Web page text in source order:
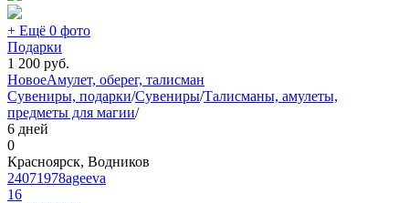
+ Ещё 0 фото
Подарки
1 200 руб.
НовоеАмулет, оберег, талисман
Сувениры, подарки/Сувениры/Талисманы, амулеты,
предметы для магии/
6 дней
0
Красноярск, Водников
24071978ageeva
16